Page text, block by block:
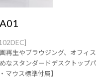
再生やブラウジング、オフィス
なスタンダードデスクトップパ
マウス標準付属】